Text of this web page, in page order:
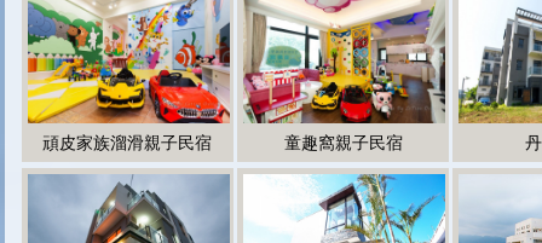
頑皮家族溜滑親子民宿 童趣窩親子民宿